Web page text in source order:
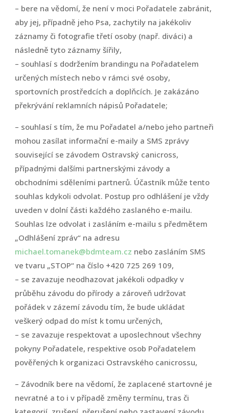
– bere na vědomí, že není v moci Pořadatele zabránit,
aby jej, případně jeho Psa, zachytily na jakékoliv
záznamy či fotografie třetí osoby (např. diváci) a
následně tyto záznamy šířily,
– souhlasí s dodržením brandingu na Pořadatelem
určených místech nebo v rámci své osoby,
sportovních prostředcích a doplňcích. Je zakázáno
překrývání reklamních nápisů Pořadatele;
– souhlasí s tím, že mu Pořadatel a/nebo jeho partneři
mohou zasílat informační e-maily a SMS zprávy
související se závodem Ostravský canicross,
případnými dalšími partnerskými závody a
obchodními sděleními partnerů. Účastník může tento
souhlas kdykoli odvolat. Postup pro odhlášení je vždy
uveden v dolní části každého zaslaného e-mailu.
Souhlas lze odvolat i zasláním e-mailu s předmětem
„Odhlášení zpráv“ na adresu
michael.tomanek@bdmteam.cz nebo zasláním SMS
ve tvaru „STOP“ na číslo +420 725 269 109,
– se zavazuje neodhazovat jakékoli odpadky v
průběhu závodu do přírody a zároveň udržovat
pořádek v zázemí závodu tím, že bude ukládat
veškerý odpad do míst k tomu určených,
– se zavazuje respektovat a uposlechnout všechny
pokyny Pořadatele, respektive osob Pořadatelem
pověřených k organizaci Ostravského canicrossu,
– Závodník bere na vědomí, že zaplacené startovné je
nevratné a to i v případě změny termínu, tras či